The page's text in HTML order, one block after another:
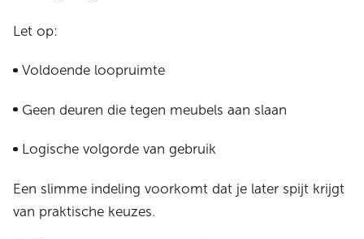
Let op:
Voldoende loopruimte
Geen deuren die tegen meubels aan slaan
Logische volgorde van gebruik
Een slimme indeling voorkomt dat je later spijt krijgt
van praktische keuzes.